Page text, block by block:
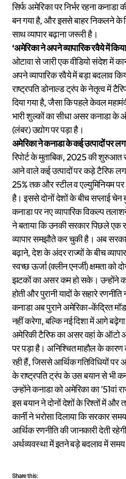
सिर्फ अमेरिका पर निर्भर रहना
बन गया है, और इससे बाहर निकलने के
साथ व्यापार बढ़ाना जरूरी है।
‘अमेरिका ने अपने व्यापारिक रवैये में
ओटावा से जारी एक वीडियो संदेश में
अपने व्यापारिक रवैये में बड़ा बदलाव
राष्ट्रपति डोनाल्ड ट्रंप के नेतृत्व में
दिया गया है, जैसा कि पहले केवल
भारी शुल्कों का सीधा असर कनाडा के
(लंबर) उद्योग पर पड़ा है।
अमेरिका ने कनाडा के कई उत्पादों पर
रिपोर्ट के मुताबिक, 2025 की शुरुआत
आने वाले कई उत्पादों पर कड़े टैरिफ
25% तक और स्टील व एल्युमिनियम
है। इससे दोनों देशों के बीच सप्लाई चेन
कनाडा पर नए व्यापारिक विकल्प
ने बताया कि उनकी सरकार पिछले एक
व्यापार समझौते कर चुकी है। अब
बढ़ाने, देश के अंदर राज्यों के बीच
स्वच्छ ऊर्जा (क्लीन एनर्जी) क्षमता को
झटकों का असर कम हो सके। उन्होंने
होती और पुरानी यादों के सहारे
कनाडा अब पुराने अमेरिका-केंद्रित
नहीं करेगा, बल्कि नई दिशा में आगे
अमेरिकी टैरिफ का असर वहां के ऑटो
पर पड़ा है। अनिश्चित माहौल के
रही हैं, जिससे आर्थिक गतिविधियों पर
के राष्ट्रपति ट्रंप के उस बयान से भी
उन्होंने कनाडा को अमेरिका का ’51वां
इस बयान ने दोनों देशों के रिश्तों में और
कार्नी ने भरोसा दिलाया कि सरकार
आर्थिक रणनीति की जानकारी देती
अर्थव्यवस्था में इतने बड़े बदलाव में
Share this: